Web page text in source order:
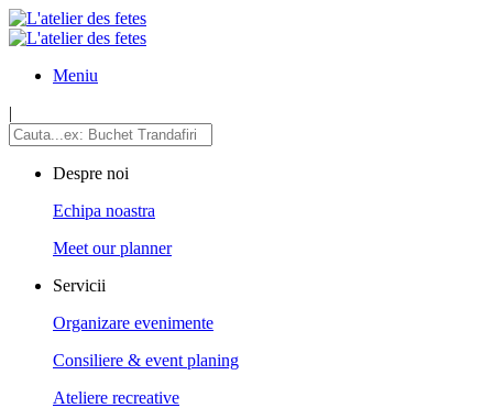
Meniu
|
Despre noi
Echipa noastra
Meet our planner
Servicii
Organizare evenimente
Consiliere & event planing
Ateliere recreative